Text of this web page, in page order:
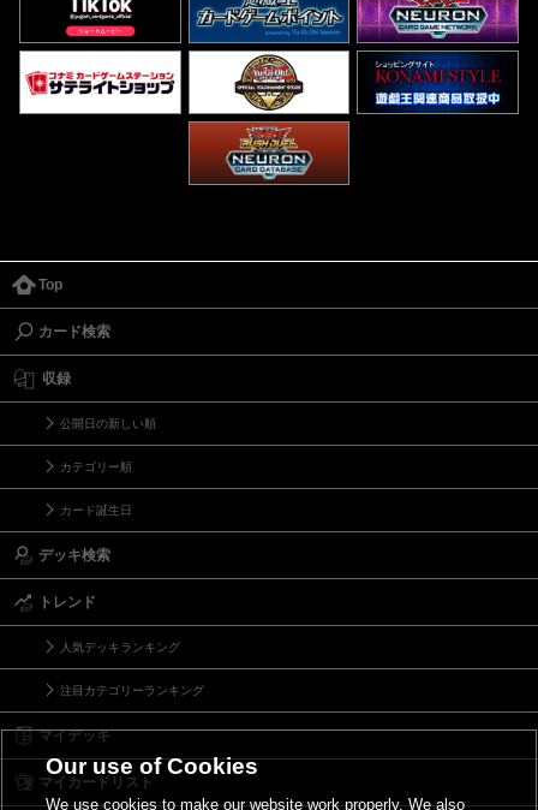
Top
カード検索
収録
公開日の新しい順
カテゴリー順
カード誕生日
デッキ検索
トレンド
人気デッキランキング
注目カテゴリーランキング
マイデッキ
マイカードリスト
Our use of Cookies
We use cookies to make our website work properly. We also